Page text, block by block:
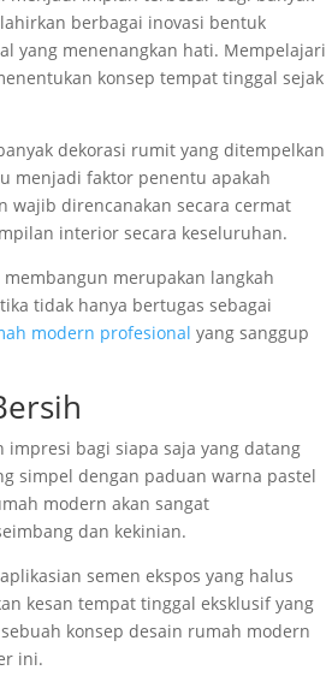
berbagai inovasi bentuk
yang menenangkan hati. Mempelajari
konsep tempat tinggal sejak
dekorasi rumit yang ditempelkan
menjadi faktor penentu apakah
wajib direncanakan secara cermat
interior secara keseluruhan.
merupakan langkah
tidak hanya bertugas sebagai
modern profesional yang sanggup
bagi siapa saja yang datang
simpel dengan paduan warna pastel
modern akan sangat
dan kekinian.
semen ekspos yang halus
kesan tempat tinggal eksklusif yang
konsep desain rumah modern
ini.